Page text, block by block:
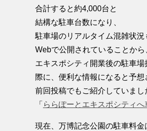
合計すると約4,000台と
結構な駐車台数になり、
駐車場のリアルタイム混雑状況
Webで公開されていることから
エキスポシティ開業後の駐車場
際に、便利な情報になると予想
前回投稿でもご紹介していまし
「 ららぽーとエキスポシティ
現在、万博記念公園の駐車料金